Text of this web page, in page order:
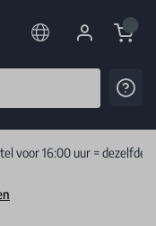
Cart
voor 16:00 uur = dezelfde